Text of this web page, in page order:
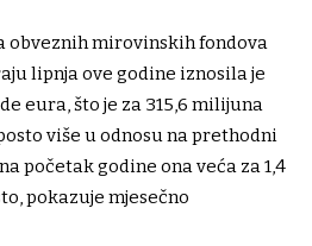
obveznih mirovinskih fondova
lipnja ove godine iznosila je
eura, što je za 315,6 milijuna
više u odnosu na prethodni
početak godine ona veća za 1,4
pokazuje mjesečno